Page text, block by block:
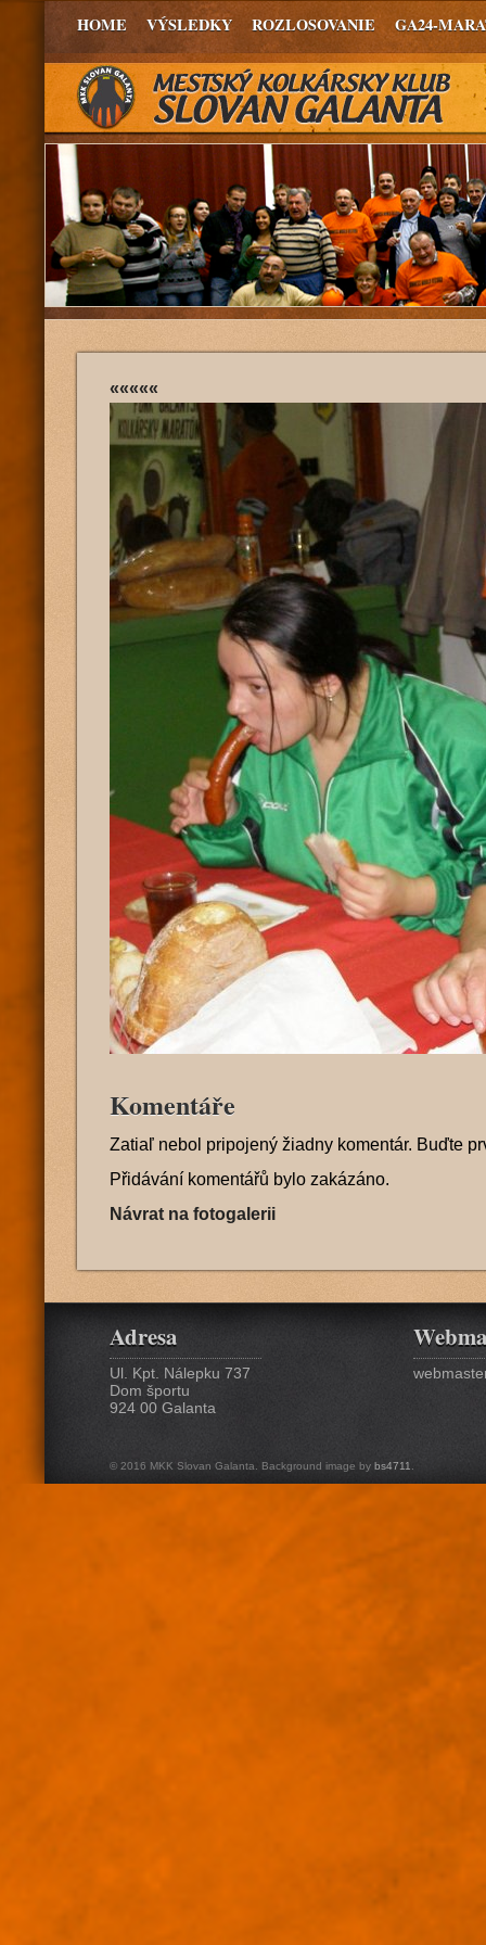
HOME VÝSLEDKY ROZLOSOVANIE GA24-
«««««
Komentáře
Zatiaľ nebol pripojený žiadny komentár. Buďte
Přidávání komentářů bylo zakázáno.
Návrat na fotogalerii
Adresa
Ul. Kpt. Nálepku 737
Dom športu
924 00 Galanta
© 2016 MKK Slovan Galanta. Background image by bs4711